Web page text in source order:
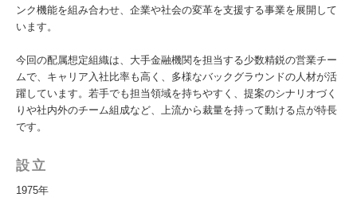
ンク機能を組み合わせ、企業や社会の変革を支援する事業を展開して
います。
今回の配属想定組織は、大手金融機関を担当する少数精鋭の営業チー
ムで、キャリア入社比率も高く、多様なバックグラウンドの人材が活
躍しています。若手でも担当領域を持ちやすく、提案のシナリオづく
りや社内外のチーム組成など、上流から裁量を持って動ける点が特長
です。
設立
1975年